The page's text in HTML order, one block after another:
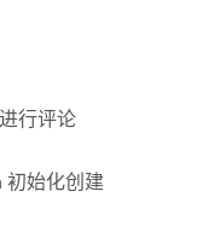
进行评论
初始化创建